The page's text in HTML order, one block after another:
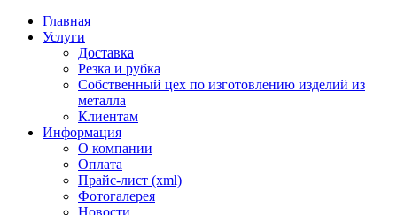
Главная
Услуги
Доставка
Резка и рубка
Собственный цех по изготовлению изделий из
металла
Клиентам
Информация
О компании
Оплата
Прайс-лист (xml)
Фотогалерея